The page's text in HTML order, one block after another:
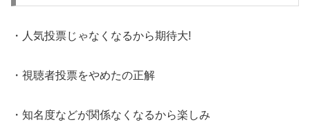
・人気投票じゃなくなるから期待大!
・視聴者投票をやめたの正解
・知名度などが関係なくなるから楽しみ